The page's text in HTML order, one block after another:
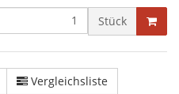
Stück
Vergleichsliste